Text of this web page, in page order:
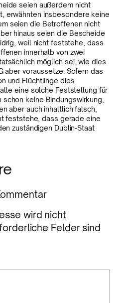
seien außerdem nicht
erwähnten insbesondere keine
seien die Betroffenen nicht
hinaus seien die Bescheide
weil nicht feststehe, dass
innerhalb von zwei
möglich sei, wie dies
aber voraussetze. Sofern das
und Flüchtlinge dies
eine solche Feststellung für
keine Bindungswirkung,
aber auch inhaltlich falsch,
feststehe, dass gerade eine
zuständigen Dublin-Staat
wird nicht
Felder sind